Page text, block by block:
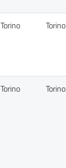
Torino Torino
Torino Torino